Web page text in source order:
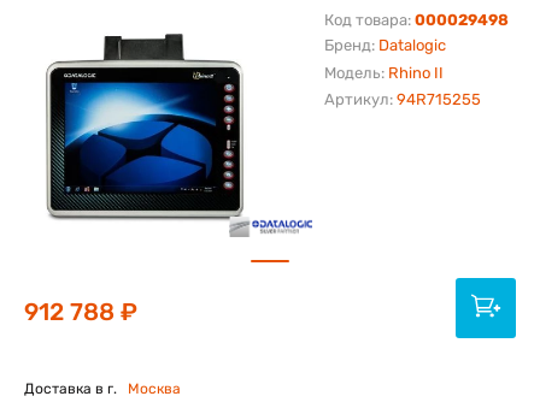
Бренд: Datalogic
Модель: Rhino II
Код товара: 000029498
Артикул: 94R715255
912 788 ₽
Доставка в г. Москва